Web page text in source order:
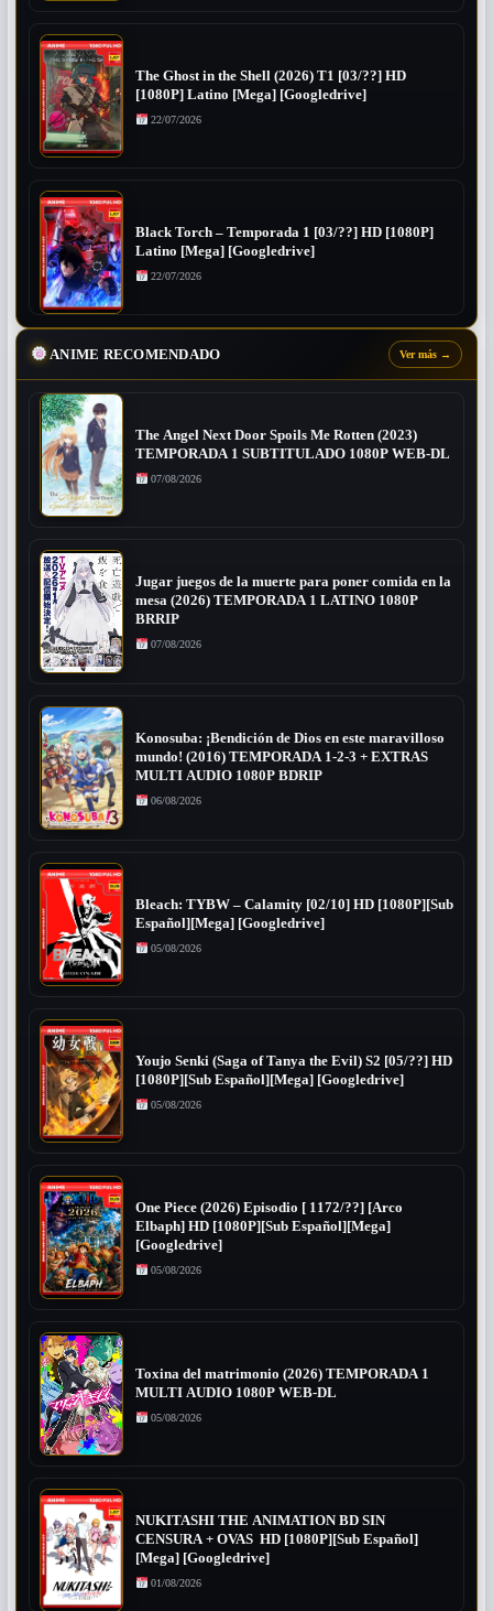
The Ghost in the Shell (2026) T1 [03/??] HD
[1080P] Latino [Mega] [Googledrive]
22/07/2026
Black Torch – Temporada 1 [03/??] HD [1080P]
Latino [Mega] [Googledrive]
22/07/2026
ANIME RECOMENDADO Ver más →
The Angel Next Door Spoils Me Rotten (2023)
TEMPORADA 1 SUBTITULADO 1080P WEB-DL
07/08/2026
Jugar juegos de la muerte para poner comida en la
mesa (2026) TEMPORADA 1 LATINO 1080P
BRRIP
07/08/2026
Konosuba: ¡Bendición de Dios en este maravilloso
mundo! (2016) TEMPORADA 1-2-3 + EXTRAS
MULTI AUDIO 1080P BDRIP
06/08/2026
Bleach: TYBW – Calamity [02/10] HD [1080P][Sub
Español][Mega] [Googledrive]
05/08/2026
Youjo Senki (Saga of Tanya the Evil) S2 [05/??] HD
[1080P][Sub Español][Mega] [Googledrive]
05/08/2026
One Piece (2026) Episodio [ 1172/??] [Arco
Elbaph] HD [1080P][Sub Español][Mega]
[Googledrive]
05/08/2026
Toxina del matrimonio (2026) TEMPORADA 1
MULTI AUDIO 1080P WEB-DL
05/08/2026
NUKITASHI THE ANIMATION BD SIN
CENSURA + OVAS HD [1080P][Sub Español]
[Mega] [Googledrive]
01/08/2026